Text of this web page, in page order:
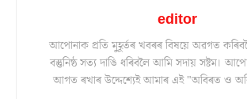
editor
আপোনাক প্ৰতি মুহূৰ্তৰ খবৰৰ বিষয়ে অৱগত
বস্তুনিষ্ঠ সত্য দাঙি ধৰিবলৈ আমি সদায় সষ্টম।
আগত ৰখাৰ উদ্দেশ্যেই আমাৰ এই "অবিৰত ও